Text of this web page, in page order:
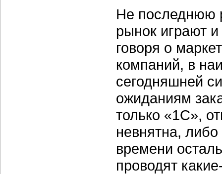
Не последнюю
рынок играют
говоря о
компаний, в
сегодняшней
ожиданиям
только «1C»,
невнятна,
времени
проводят